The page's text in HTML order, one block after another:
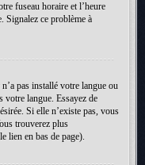
fuseau horaire et l’heure
Signalez ce problème à
pas installé votre langue ou
votre langue. Essayez de
Si elle n’existe pas, vous
trouverez plus
lien en bas de page).